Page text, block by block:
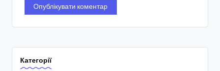
Категорії